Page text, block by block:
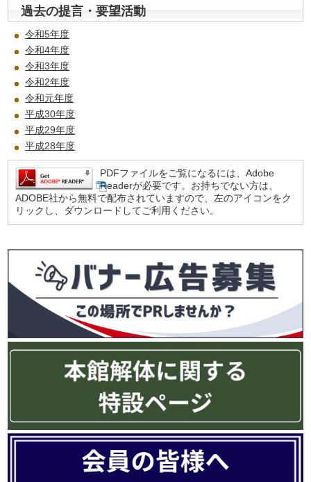
過去の提言・要望活動
令和5年度
令和4年度
令和3年度
令和2年度
令和元年度
平成30年度
平成29年度
平成28年度
PDFファイルをご覧になるには、Adobe
Readerが必要です。お持ちでない方は、
ADOBE社から無料で配布されていますので、左のアイコンをク
リックし、ダウンロードしてご利用ください。